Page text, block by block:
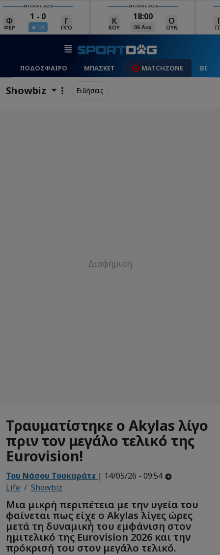
UEFA EUROPA LEAGUE
Κ 18:00
06 Αυγ ΟΥΝ
UEFA EUROPA LEAGUE
ΓΙΑ
19:00
06 Αυγ
Ρ
ΡΈΙ ΜΑΚ
ΠΟΔΟΣΦΑΙΡΟ ΜΠΑΣΚΕΤ MATCHZONE
Showbiz Ειδήσεις
Τραυματίστηκε ο Akylas λίγο
πριν τον μεγάλο τελικό της
Eurovision!
Του Νάσου Τουκαράτε | 14/05/26 - 09:54
Life
Showbiz
Μια μικρή περιπέτεια με την υγεία του
φαίνεται πως είχε ο Akylas λίγες ώρες
μετά τη δυναμική του εμφάνιση στον
ημιτελικό της Eurovision 2026 και την
πρόκρισή του στον μεγάλο τελικό.